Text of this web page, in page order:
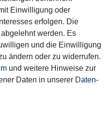
Fit
Rechte vorbehalten.
Einwilligung oder
erfolgen. Die
werden. Es
und die Einwilligung
ändern oder zu widerrufen.
und weitere Hinweise zur
Daten in unserer Daten­